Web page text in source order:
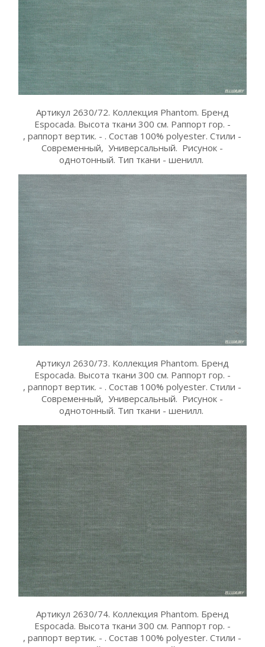
Артикул 2630/72. Коллекция Phantom. Бренд
Espocada. Высота ткани 300 см. Раппорт гор. -
, раппорт вертик. - . Состав 100% polyester. Стили -
Современный, Универсальный. Рисунок -
однотонный. Тип ткани - шенилл.
Артикул 2630/73. Коллекция Phantom. Бренд
Espocada. Высота ткани 300 см. Раппорт гор. -
, раппорт вертик. - . Состав 100% polyester. Стили -
Современный, Универсальный. Рисунок -
однотонный. Тип ткани - шенилл.
Артикул 2630/74. Коллекция Phantom. Бренд
Espocada. Высота ткани 300 см. Раппорт гор. -
, раппорт вертик. - . Состав 100% polyester. Стили -